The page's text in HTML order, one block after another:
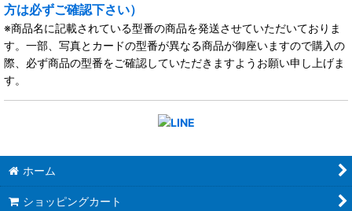
方は必ずご確認下さい）
※商品名に記載されている型番の商品を発送させていただいておりま
す。一部、写真とカードの型番が異なる商品が御座いますので購入の
際、必ず商品の型番をご確認していただきますようお願い申し上げま
す。
ホーム
ショッピングカート